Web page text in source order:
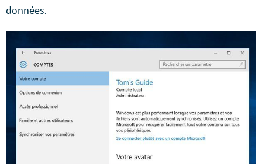
données.